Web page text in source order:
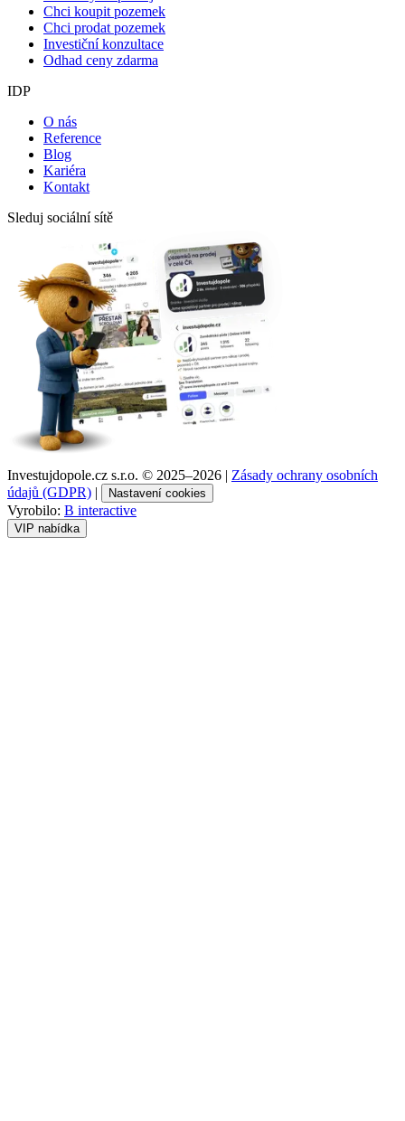
Chci koupit pozemek
Chci prodat pozemek
Investiční konzultace
Odhad ceny zdarma
IDP
O nás
Reference
Blog
Kariéra
Kontakt
Sleduj sociální sítě
Investujdopole.cz s.r.o. © 2025–2026 | Zásady ochrany osobních
údajů (GDPR) | Nastavení cookies
Vyrobilo: B interactive
VIP nabídka